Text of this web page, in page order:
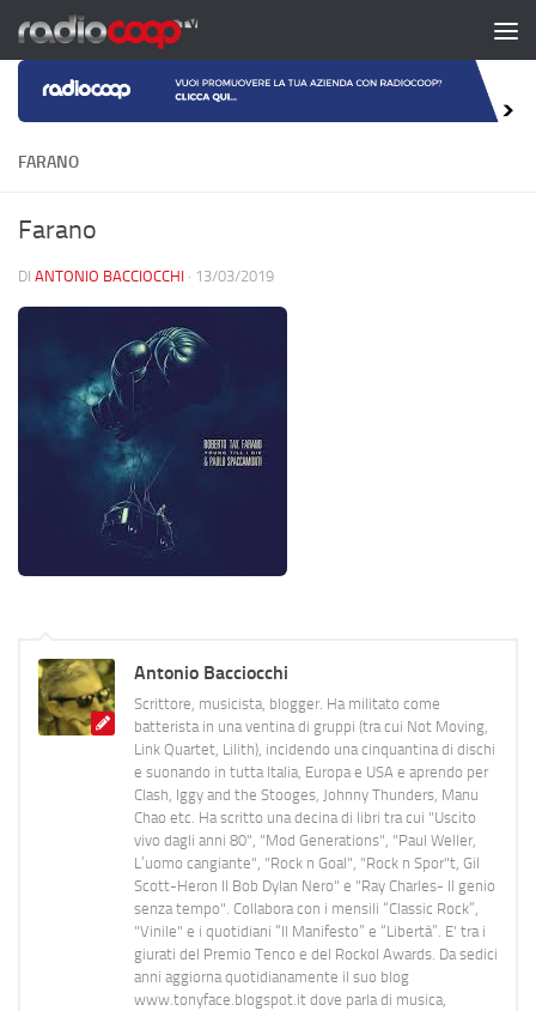
Salta al contenuto
FARANO
Farano
DI ANTONIO BACCIOCCHI · 13/03/2019
Antonio Bacciocchi
Scrittore, musicista, blogger. Ha militato come
batterista in una ventina di gruppi (tra cui Not Moving,
Link Quartet, Lilith), incidendo una cinquantina di dischi
e suonando in tutta Italia, Europa e USA e aprendo per
Clash, Iggy and the Stooges, Johnny Thunders, Manu
Chao etc. Ha scritto una decina di libri tra cui "Uscito
vivo dagli anni 80", "Mod Generations", "Paul Weller,
L’uomo cangiante", "Rock n Goal", "Rock n Spor"t, Gil
Scott-Heron Il Bob Dylan Nero" e "Ray Charles- Il genio
senza tempo". Collabora con i mensili “Classic Rock”,
"Vinile" e i quotidiani “Il Manifesto” e “Libertà”. E' tra i
giurati del Premio Tenco e del Rockol Awards. Da sedici
anni aggiorna quotidianamente il suo blog
www.tonyface.blogspot.it dove parla di musica,